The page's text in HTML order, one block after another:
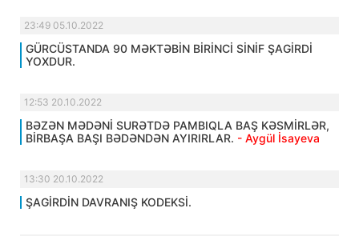
23:49 05.10.2022
GÜRCÜSTANDA 90 MƏKTƏBİN BİRİNCİ SİNİF ŞAGİRDİ
YOXDUR.
12:53 20.10.2022
BƏZƏN MƏDƏNİ SURƏTDƏ PAMBIQLA BAŞ KƏSMİRLƏR,
BİRBAŞA BAŞI BƏDƏNDƏN AYIRIRLAR. - Aygül İsayeva
13:30 20.10.2022
ŞAGİRDİN DAVRANIŞ KODEKSİ.